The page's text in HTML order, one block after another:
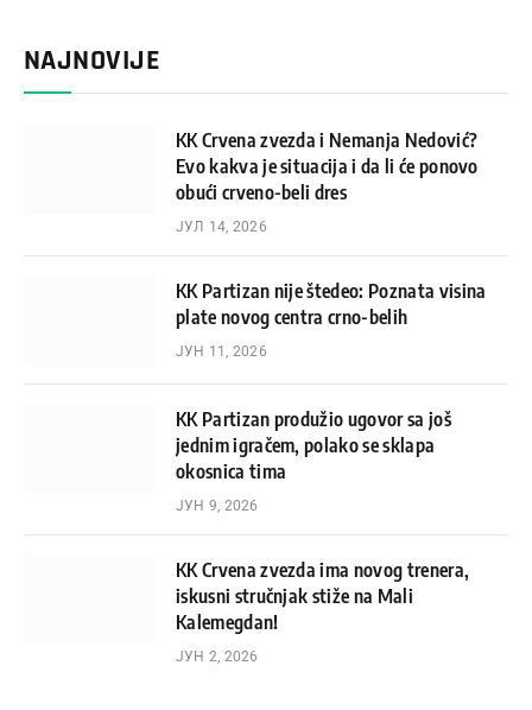
NAJNOVIJE
KK Crvena zvezda i Nemanja Nedović?
Evo kakva je situacija i da li će ponovo
obući crveno-beli dres
ЈУЛ 14, 2026
KK Partizan nije štedeo: Poznata visina
plate novog centra crno-belih
ЈУН 11, 2026
KK Partizan produžio ugovor sa još
jednim igračem, polako se sklapa
okosnica tima
ЈУН 9, 2026
KK Crvena zvezda ima novog trenera,
iskusni stručnjak stiže na Mali
Kalemegdan!
ЈУН 2, 2026